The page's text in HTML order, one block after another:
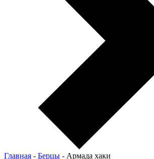
Главная - Берцы - Армада хаки